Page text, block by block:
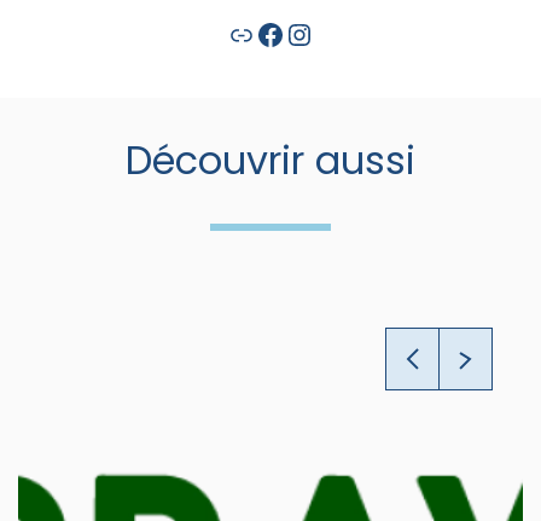
LienFacebook
Instagram
Découvrir aussi